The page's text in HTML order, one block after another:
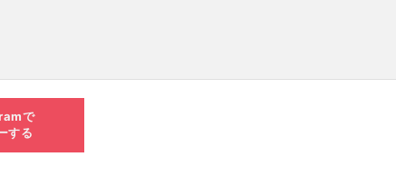
で
する